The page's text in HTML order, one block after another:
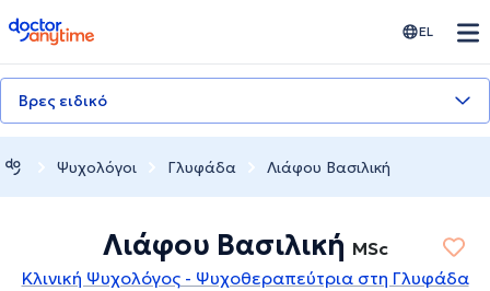
doctoranytime EL
Βρες ειδικό
Ψυχολόγοι Γλυφάδα Λιάφου Βασιλική
Λιάφου Βασιλική MSc
Κλινική Ψυχολόγος - Ψυχοθεραπεύτρια στη Γλυφάδα